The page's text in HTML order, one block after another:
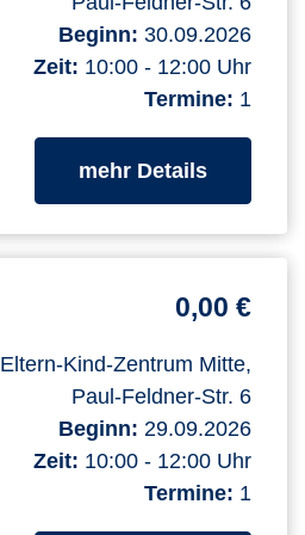
Beginn: 30.09.2026
Zeit: 10:00 - 12:00 Uhr
Termine: 1
mehr Detailszum
0,00 €
Eltern-Kind-Zentrum Mitte,
Paul-Feldner-Str. 6
Beginn: 29.09.2026
Zeit: 10:00 - 12:00 Uhr
Termine: 1